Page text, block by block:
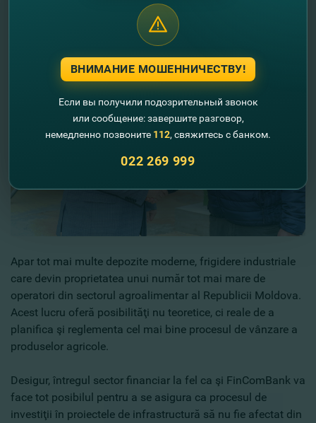
Apar tot mai multe depozite moderne, frigidere industriale
care devin proprietatea unui număr tot mai mare de
operatori din sectorul agroalimentar al Republicii Moldova.
Acest lucru oferă posibilităţi nu teoretice, ci reale de a
planifica şi reglementa cel mai bine procesul de vânzare a
produselor agricole.
Desigur, întregul sector financiar la fel ca şi FinComBank va
face tot posibilul pentru a se asigura ca procesul de
investiţii în proiectele de infrastructură să nu fie afectat din
ВНИМАНИЕ МОШЕННИЧЕСТВУ!
Если вы получили подозрительный звонок
или сообщение: завершите разговор,
немедленно позвоните 112, свяжитесь с банком.
022 269 999